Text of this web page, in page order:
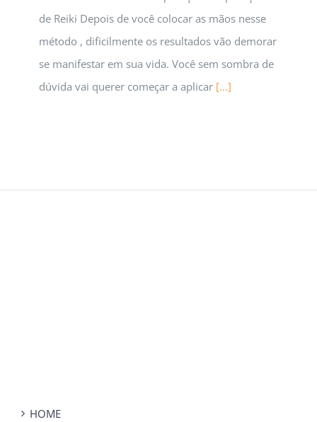
de Reiki Depois de você colocar as mãos nesse
método , dificilmente os resultados vão demorar
se manifestar em sua vida. Você sem sombra de
dúvida vai querer começar a aplicar [...]
HOME